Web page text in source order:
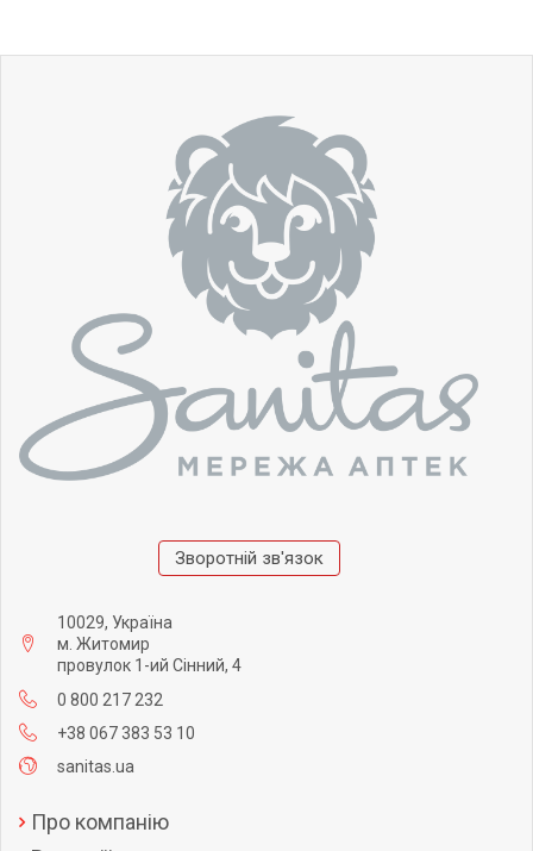
Зворотній зв'язок
10029, Україна
м. Житомир
провулок 1-ий Сінний, 4
0 800 217 232
+38 067 383 53 10
sanitas.ua
Про компанію